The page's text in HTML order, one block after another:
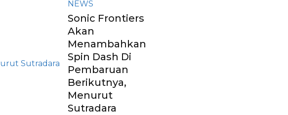
NEWS
Sonic Frontiers
Akan
Menambahkan
Spin Dash Di
Pembaruan
Berikutnya,
Menurut
Sutradara